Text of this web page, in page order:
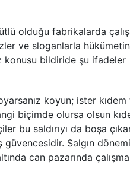
olduğu fabrikalarda
ve sloganlarla
bildiride şu ifadeler
koyun; ister
biçimde olursa olsun
bu saldırıyı da boşa
Salgın
can pazarında